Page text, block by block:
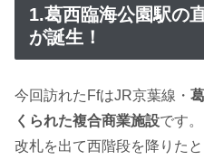
1.葛西臨海公園駅の
が誕生！
今回訪れたFfはJR京葉線・
くられた複合商業施設です。
改札を出て西階段を降りた